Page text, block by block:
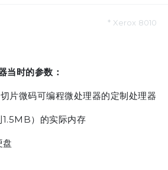
* Xerox 8010
当时的参数：
片微码可编程微处理器的定制处理器
）的实际内存